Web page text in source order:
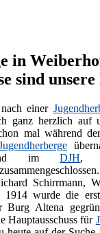
in
sind unsere
einer
ganz herzlich auf
mal während
imDJH,
Schirrmann,
wurde die
Burg Altena
Hauptausschuss für